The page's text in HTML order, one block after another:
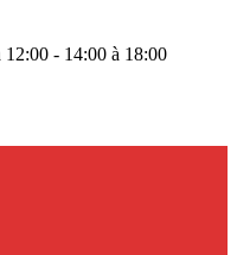
12:00 - 14:00 à 18:00